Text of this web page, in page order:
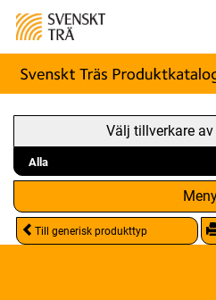
Välj tillverkare
Till generisk produkttyp